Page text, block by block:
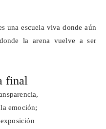
una escuela viva donde aún
la arena vuelve a ser
final
emoción;